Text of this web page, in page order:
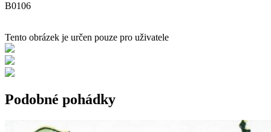
B0106
Tento obrázek je určen pouze pro uživatele
Podobné pohádky